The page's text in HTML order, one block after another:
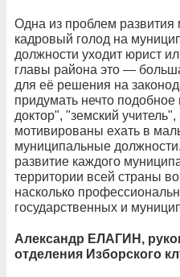
Одна из проблем
кадровый голод на
должности уходит юрист
главы района это —
для её решения на
придумать нечто
доктор", "земский
мотивированы ехать в
муниципальные
развитие каждого
территории всей страны
насколько
государственных и
Александр ЕЛАГИН,
отделения Изборского